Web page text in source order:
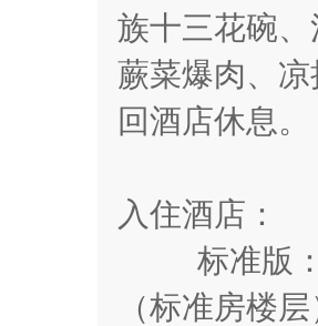
族十三花碗
蕨菜爆肉、
回酒店休息。
入住酒店：
标准版：
（标准房楼层